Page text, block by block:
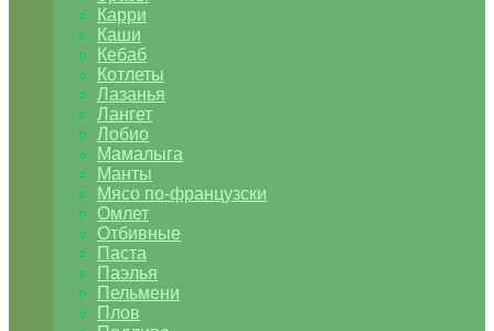
Карри
Каши
Кебаб
Котлеты
Лазанья
Лангет
Лобио
Мамалыга
Манты
Мясо по-французски
Омлет
Отбивные
Паста
Паэлья
Пельмени
Плов